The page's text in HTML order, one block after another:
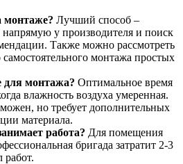
монтаже? Лучший способ –
напрямую у производителя и поиск
Также можно рассмотреть
самостоятельного монтажа простых
для монтажа? Оптимальное время
влажность воздуха умеренная.
но требует дополнительных
материала.
работа? Для помещения
бригада затратит 2-3